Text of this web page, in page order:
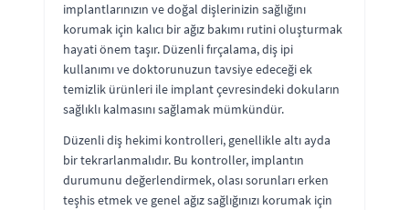
implantlarınızın ve doğal dişlerinizin sağlığını
korumak için kalıcı bir ağız bakımı rutini oluşturmak
hayati önem taşır. Düzenli fırçalama, diş ipi
kullanımı ve doktorunuzun tavsiye edeceği ek
temizlik ürünleri ile implant çevresindeki dokuların
sağlıklı kalmasını sağlamak mümkündür.
Düzenli diş hekimi kontrolleri, genellikle altı ayda
bir tekrarlanmalıdır. Bu kontroller, implantın
durumunu değerlendirmek, olası sorunları erken
teşhis etmek ve genel ağız sağlığınızı korumak için